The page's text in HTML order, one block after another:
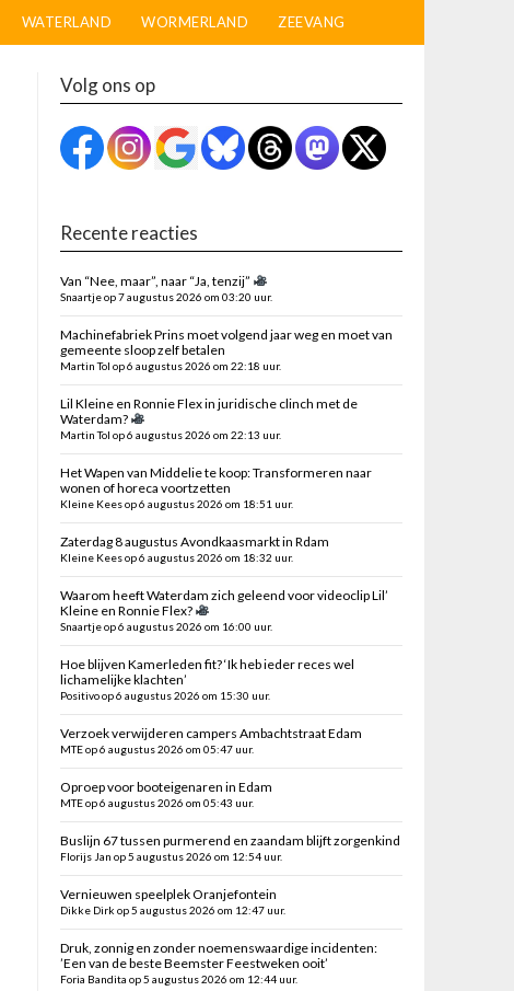
WATERLAND WORMERLAND ZEEVANG
Volg ons op
Recente reacties
Van “Nee, maar”, naar “Ja, tenzij”
Snaartje op 7 augustus 2026 om 03:20 uur.
Machinefabriek Prins moet volgend jaar weg en moet van
gemeente sloop zelf betalen
Martin Tol op 6 augustus 2026 om 22:18 uur.
Lil Kleine en Ronnie Flex in juridische clinch met de
Waterdam?
Martin Tol op 6 augustus 2026 om 22:13 uur.
Het Wapen van Middelie te koop: Transformeren naar
wonen of horeca voortzetten
Kleine Kees op 6 augustus 2026 om 18:51 uur.
Zaterdag 8 augustus Avondkaasmarkt in Rdam
Kleine Kees op 6 augustus 2026 om 18:32 uur.
Waarom heeft Waterdam zich geleend voor videoclip Lil’
Kleine en Ronnie Flex?
Snaartje op 6 augustus 2026 om 16:00 uur.
Hoe blijven Kamerleden fit? ‘Ik heb ieder reces wel
lichamelijke klachten’
Positivo op 6 augustus 2026 om 15:30 uur.
Verzoek verwijderen campers Ambachtstraat Edam
MTE op 6 augustus 2026 om 05:47 uur.
Oproep voor booteigenaren in Edam
MTE op 6 augustus 2026 om 05:43 uur.
Buslijn 67 tussen purmerend en zaandam blijft zorgenkind
Florijs Jan op 5 augustus 2026 om 12:54 uur.
Vernieuwen speelplek Oranjefontein
Dikke Dirk op 5 augustus 2026 om 12:47 uur.
Druk, zonnig en zonder noemenswaardige incidenten:
’Een van de beste Beemster Feestweken ooit’
Foria Bandita op 5 augustus 2026 om 12:44 uur.